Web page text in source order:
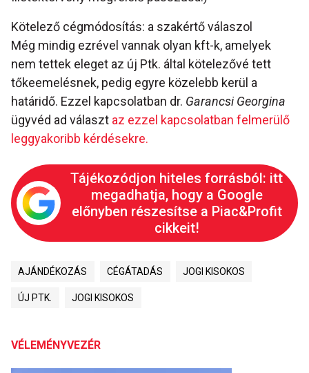
Kötelező cégmódosítás: a szakértő válaszol
Még mindig ezrével vannak olyan kft-k, amelyek
nem tettek eleget az új Ptk. által kötelezővé tett
tőkeemelésnek, pedig egyre közelebb kerül a
határidő. Ezzel kapcsolatban dr. Garancsi Georgina
ügyvéd ad választ az ezzel kapcsolatban felmerülő
leggyakoribb kérdésekre.
Tájékozódjon hiteles forrásból: itt
megadhatja, hogy a Google
előnyben részesítse a Piac&Profit
cikkeit!
AJÁNDÉKOZÁS CÉGÁTADÁS JOGI KISOKOS
ÚJ PTK. JOGI KISOKOS
VÉLEMÉNYVEZÉR